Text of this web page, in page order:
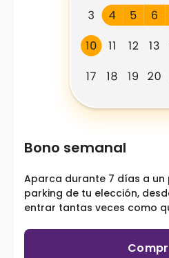
Bono semanal
Aparca durante 7 días a un
parking de tu elección,
entrar tantas veces como